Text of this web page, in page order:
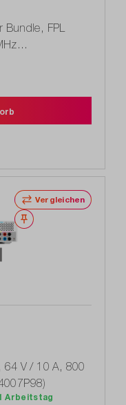
FPL
Vergleichen
Merken
64 V / 10 A, 800
Arbeitstag